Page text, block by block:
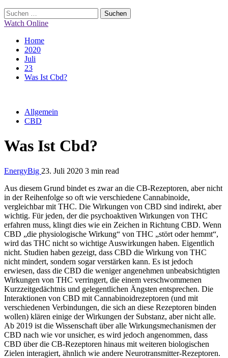
Suchen
nach:
Watch Online
Home
2020
Juli
23
Was Ist Cbd?
Allgemein
CBD
Was Ist Cbd?
EnergyBig 23. Juli 2020 3 min read
Aus diesem Grund bindet es zwar an die CB-Rezeptoren, aber nicht
in der Reihenfolge so oft wie verschiedene Cannabinoide,
vergleichbar mit THC. Die Wirkungen von CBD sind indirekt, aber
wichtig. Für jeden, der die psychoaktiven Wirkungen von THC
erfahren muss, klingt dies wie ein Zeichen in Richtung CBD. Wenn
CBD „die physiologische Wirkung“ von THC „stört oder hemmt“,
wird das THC nicht so wichtige Auswirkungen haben. Eigentlich
nicht. Studien haben gezeigt, dass CBD die Wirkung von THC
nicht mindert, sondern sogar verstärken kann. Es ist jedoch
erwiesen, dass die CBD die weniger angenehmen unbeabsichtigten
Wirkungen von THC verringert, die einem verschwommenen
Kurzzeitgedächtnis und gelegentlichen Ängsten entsprechen. Die
Interaktionen von CBD mit Cannabinoidrezeptoren (und mit
verschiedenen Verbindungen, die sich an diese Rezeptoren binden
wollen) klären einige der Wirkungen der Substanz, aber nicht alle.
Ab 2019 ist die Wissenschaft über alle Wirkungsmechanismen der
CBD nach wie vor unsicher, es wird jedoch angenommen, dass
CBD über die CB-Rezeptoren hinaus mit weiteren biologischen
Zielen interagiert, ähnlich wie andere Neurotransmitter-Rezeptoren.